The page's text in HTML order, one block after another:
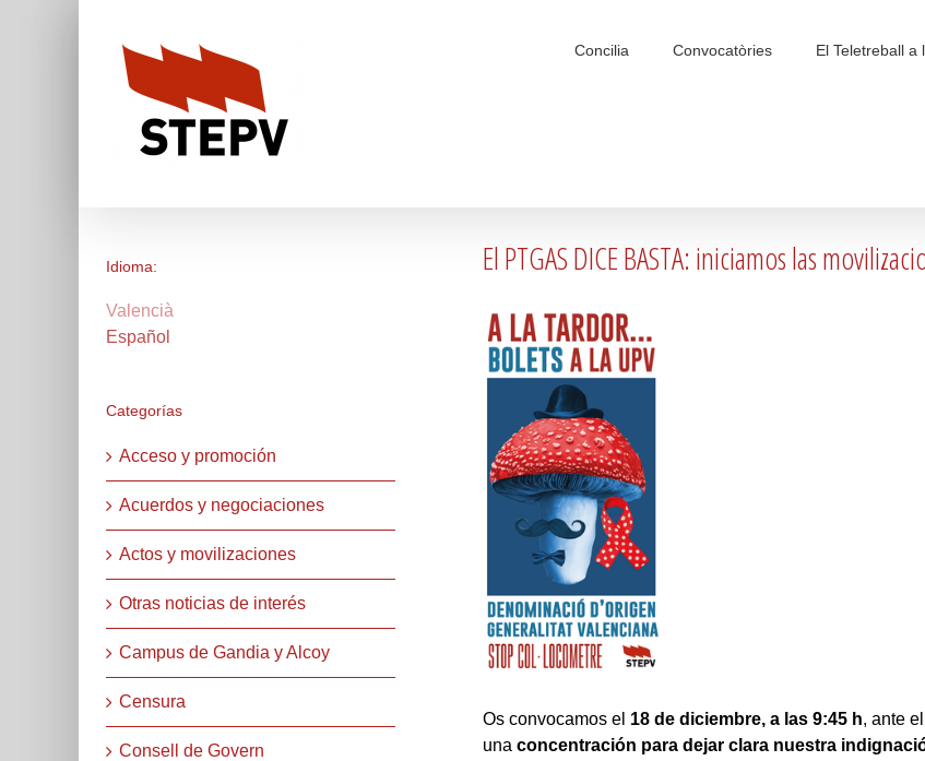
Concilia Convocatòries El Teletreball a
El PTGAS DICE BASTA: iniciamos las
Os convocamos el 18 de diciembre, a las 9:45 h, ante el
una concentración para dejar clara nuestra
Idioma:
Valencià
Español
Categorías
Acceso y promoción
Acuerdos y negociaciones
Actos y movilizaciones
Otras noticias de interés
Campus de Gandia y Alcoy
Censura
Consell de Govern